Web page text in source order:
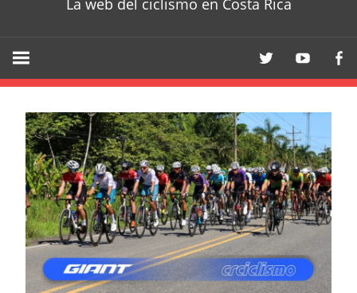
La web del ciclismo en Costa Rica